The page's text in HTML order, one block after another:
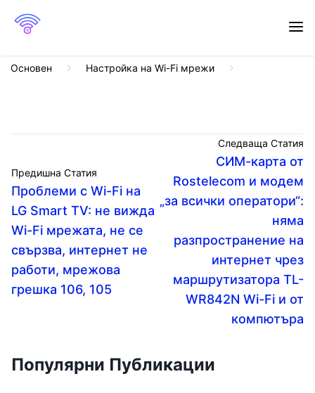
Основен Настройка на Wi-Fi мрежи
Предишна Статия
Проблеми с Wi-Fi на
LG Smart TV: не вижда
Wi-Fi мрежата, не се
свързва, интернет не
работи, мрежова
грешка 106, 105
Следваща Статия
СИМ-карта от
Rostelecom и модем
„за всички оператори“:
няма
разпространение на
интернет чрез
маршрутизатора TL-
WR842N Wi-Fi и от
компютъра
Популярни Публикации